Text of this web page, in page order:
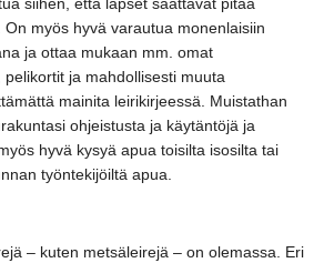
myös hyvä varautua monenlaisiin
ja ottaa mukaan mm. omat
ja mahdollisesti muuta
mainita leirikirjeessä. Muistathan
ohjeistusta ja käytäntöjä ja
hyvä kysyä apua toisilta isosilta tai
työntekijöiltä apua.
– kuten metsäleirejä – on olemassa. Eri